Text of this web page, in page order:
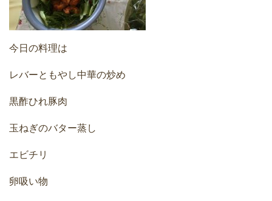
今日の料理は
レバーともやし中華の炒め
黒酢ひれ豚肉
玉ねぎのバター蒸し
エビチリ
卵吸い物